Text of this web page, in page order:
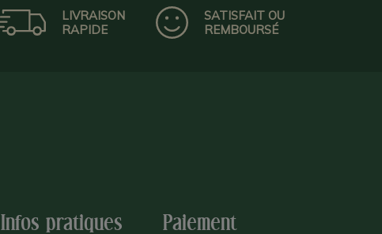
LIVRAISON
RAPIDE
SATISFAIT OU
REMBOURSÉ
Infos pratiques Paiement